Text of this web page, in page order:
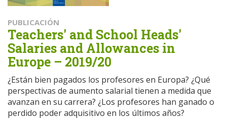
PUBLICACIÓN
Teachers' and School Heads'
Salaries and Allowances in
Europe – 2019/20
¿Están bien pagados los profesores en Europa? ¿Qué
perspectivas de aumento salarial tienen a medida que
avanzan en su carrera? ¿Los profesores han ganado o
perdido poder adquisitivo en los últimos años?